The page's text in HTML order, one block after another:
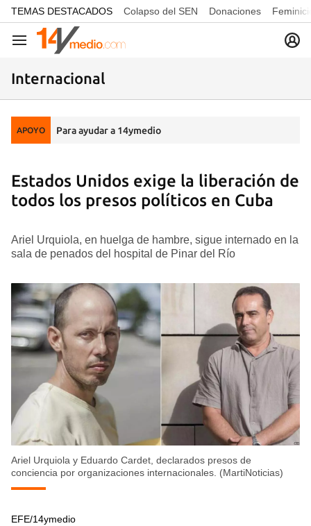
common.go-to-content
TEMAS DESTACADOS Colapso del SEN Donaciones
Navegación
Internacional
APOYO Para ayudar a 14ymedio
Estados Unidos exige la liberación de
todos los presos políticos en Cuba
Ariel Urquiola, en huelga de hambre, sigue internado en la
sala de penados del hospital de Pinar del Río
Ariel Urquiola y Eduardo Cardet, declarados presos de
conciencia por organizaciones internacionales. (MartiNoticias)
EFE/14ymedio